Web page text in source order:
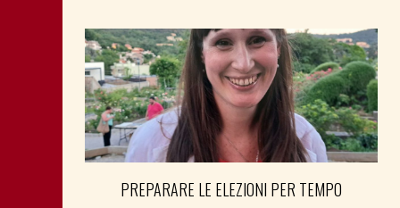
PREPARARE LE ELEZIONI PER TEMPO